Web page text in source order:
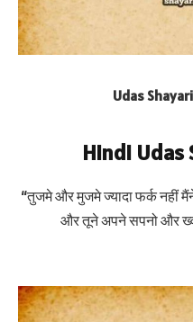
Udas
Hindi Udas
“तुजमे और मुजमे ज्यादा फर्क नहीं
और तूने अपने सपनो और